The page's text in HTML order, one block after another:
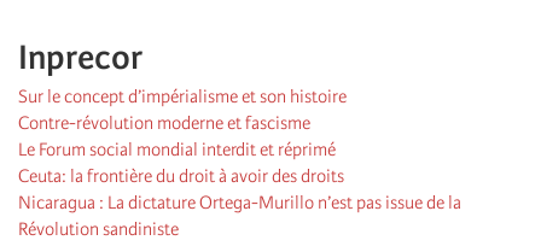
Inprecor
Sur le concept d’impérialisme et son histoire
Contre-révolution moderne et fascisme
Le Forum social mondial interdit et réprimé
Ceuta: la frontière du droit à avoir des droits
Nicaragua : La dictature Ortega-Murillo n’est pas issue de la
Révolution sandiniste